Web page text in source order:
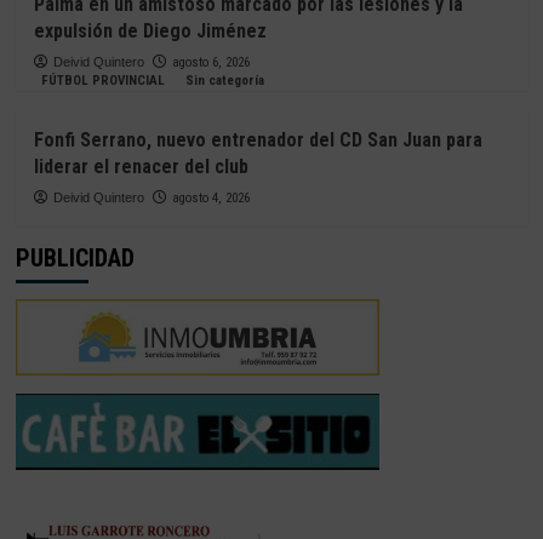
expulsión de Diego Jiménez
Deivid Quintero
agosto 6, 2026
FÚTBOL PROVINCIAL
Sin categoría
Fonfi Serrano, nuevo entrenador del CD San Juan para
liderar el renacer del club
Deivid Quintero agosto 4, 2026
PUBLICIDAD